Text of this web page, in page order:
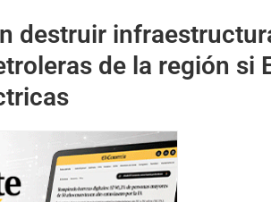
destruir
de la región si